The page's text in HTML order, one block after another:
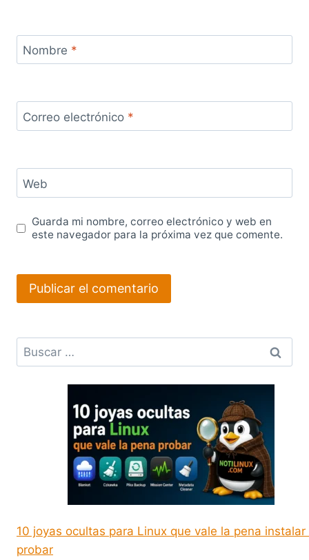
Nombre *
Correo electrónico *
Web
Guarda mi nombre, correo electrónico y web en
este navegador para la próxima vez que comente.
Buscar:
10 joyas ocultas para Linux que vale la pena instalar
probar